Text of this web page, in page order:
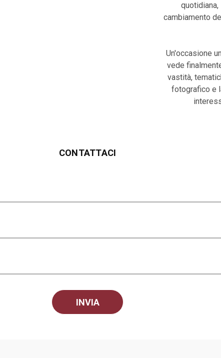
cambiamento
Un'occasione
vede
vastità,
fotografico e
CONTATTACI